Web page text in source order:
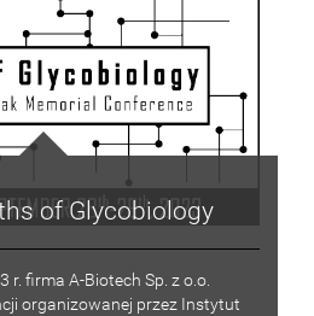
of Glycobiology
r. firma A-Biotech Sp. z o.o.
organizowanej przez Instytut